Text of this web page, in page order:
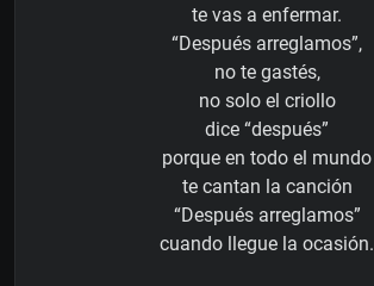
te vas a enfermar.
“Después arreglamos”,
no te gastés,
no solo el criollo
dice “después”
porque en todo el mundo
te cantan la canción
“Después arreglamos”
cuando llegue la ocasión.